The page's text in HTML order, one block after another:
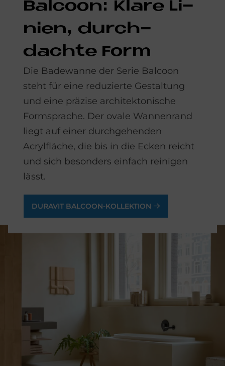
Bal­coon: Kla­re Li­
ni­en, durch­
dach­te Form
Die Badewanne der Serie Balcoon
steht für eine reduzierte Gestaltung
und eine präzise architektonische
Formsprache. Der ovale Wannenrand
liegt auf einer durchgehenden
Acrylfläche, die bis in die Ecken reicht
und sich besonders einfach reinigen
lässt.
DURAVIT BALCOON-KOLLEKTION